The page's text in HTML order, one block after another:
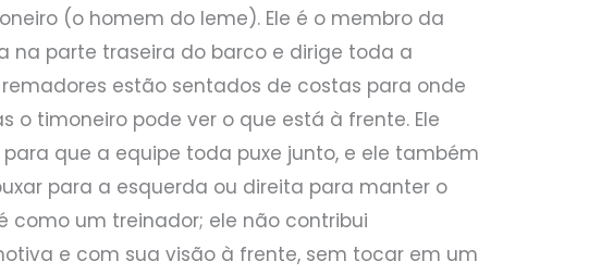
(o homem do leme). Ele é o membro da
na parte traseira do barco e dirige toda a
remadores estão sentados de costas para onde
o timoneiro pode ver o que está à frente. Ele
que a equipe toda puxe junto, e ele também
para a esquerda ou direita para manter o
como um treinador; ele não contribui
e com sua visão à frente, sem tocar em um